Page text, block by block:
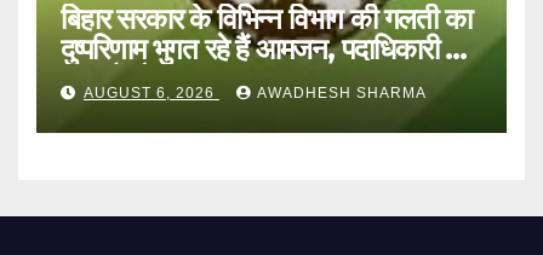
बिहार सरकार के विभिन्न विभाग की गलती का
दुष्परिणाम भुगत रहे हैं आमजन, पदाधिकारी और
अन्य हैं मौन
AUGUST 6, 2026 AWADHESH SHARMA